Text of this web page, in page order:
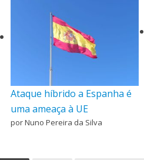
Ataque híbrido a Espanha é
uma ameaça à UE
por Nuno Pereira da Silva